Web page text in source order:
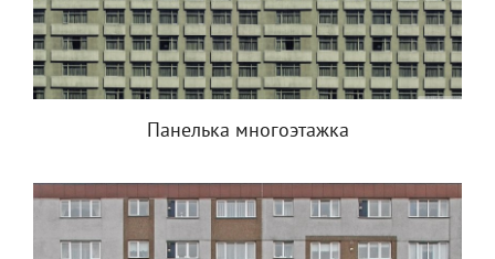
Панелька многоэтажка